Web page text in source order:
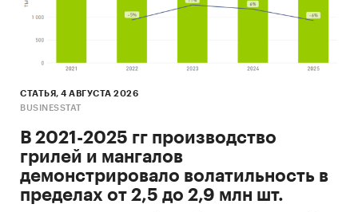
СТАТЬЯ, 4 АВГУСТА 2026
BUSINESSTAT
В 2021-2025 гг производство
грилей и мангалов
демонстрировало волатильность в
пределах от 2,5 до 2,9 млн шт.